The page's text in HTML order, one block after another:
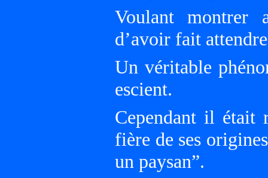
Voulant montrer
d’avoir fait
Un véritable
escient.
Cependant il était
fière de ses
un paysan”.